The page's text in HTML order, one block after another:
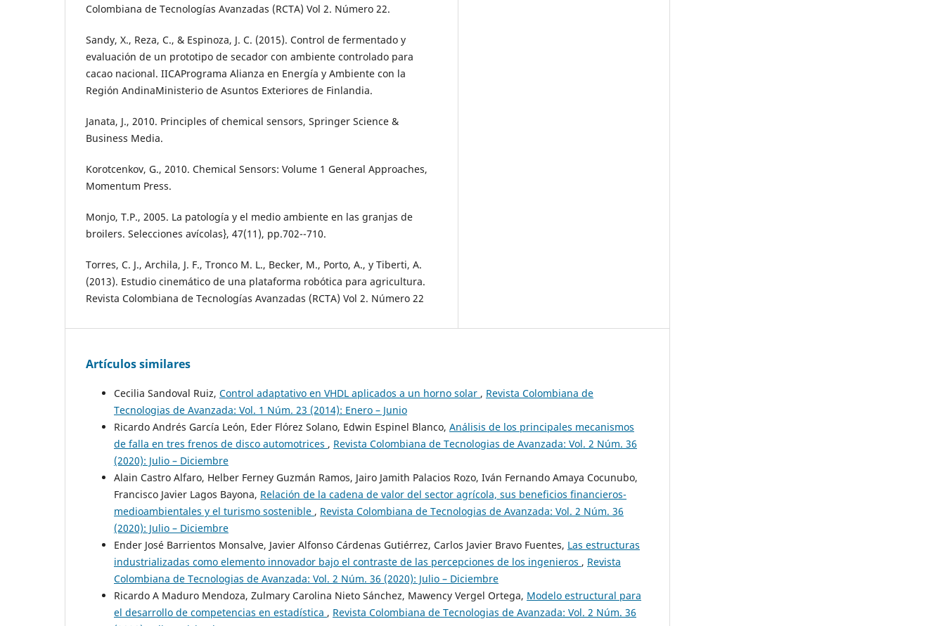
Colombiana de Tecnologías Avanzadas (RCTA) Vol 2. Número 22.
Sandy, X., Reza, C., & Espinoza, J. C. (2015). Control de fermentado y
evaluación de un prototipo de secador con ambiente controlado para
cacao nacional. IICAPrograma Alianza en Energía y Ambiente con la
Región AndinaMinisterio de Asuntos Exteriores de Finlandia.
Janata, J., 2010. Principles of chemical sensors, Springer Science &
Business Media.
Korotcenkov, G., 2010. Chemical Sensors: Volume 1 General Approaches,
Momentum Press.
Monjo, T.P., 2005. La patología y el medio ambiente en las granjas de
broilers. Selecciones avícolas}, 47(11), pp.702--710.
Torres, C. J., Archila, J. F., Tronco M. L., Becker, M., Porto, A., y Tiberti, A.
(2013). Estudio cinemático de una plataforma robótica para agricultura.
Revista Colombiana de Tecnologías Avanzadas (RCTA) Vol 2. Número 22
Artículos similares
Cecilia Sandoval Ruiz, Control adaptativo en VHDL aplicados a un horno solar , Revista Colombiana de
Tecnologias de Avanzada: Vol. 1 Núm. 23 (2014): Enero – Junio
Ricardo Andrés García León, Eder Flórez Solano, Edwin Espinel Blanco, Análisis de los principales mecanismos
de falla en tres frenos de disco automotrices , Revista Colombiana de Tecnologias de Avanzada: Vol. 2 Núm. 36
(2020): Julio – Diciembre
Alain Castro Alfaro, Helber Ferney Guzmán Ramos, Jairo Jamith Palacios Rozo, Iván Fernando Amaya Cocunubo,
Francisco Javier Lagos Bayona, Relación de la cadena de valor del sector agrícola, sus beneficios financieros-
medioambientales y el turismo sostenible , Revista Colombiana de Tecnologias de Avanzada: Vol. 2 Núm. 36
(2020): Julio – Diciembre
Ender José Barrientos Monsalve, Javier Alfonso Cárdenas Gutiérrez, Carlos Javier Bravo Fuentes, Las estructuras
industrializadas como elemento innovador bajo el contraste de las percepciones de los ingenieros , Revista
Colombiana de Tecnologias de Avanzada: Vol. 2 Núm. 36 (2020): Julio – Diciembre
Ricardo A Maduro Mendoza, Zulmary Carolina Nieto Sánchez, Mawency Vergel Ortega, Modelo estructural para
el desarrollo de competencias en estadística , Revista Colombiana de Tecnologias de Avanzada: Vol. 2 Núm. 36